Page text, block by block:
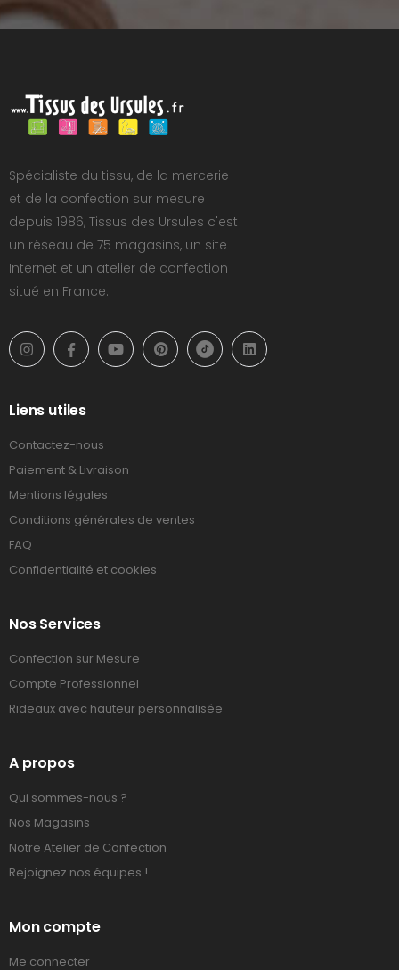
Spécialiste du tissu, de la mercerie
et de la confection sur mesure
depuis 1986, Tissus des Ursules c'est
un réseau de 75 magasins, un site
Internet et un atelier de confection
situé en France.
Liens utiles
Contactez-nous
Paiement & Livraison
Mentions légales
Conditions générales de ventes
FAQ
Confidentialité et cookies
Nos Services
Confection sur Mesure
Compte Professionnel
Rideaux avec hauteur personnalisée
A propos
Qui sommes-nous ?
Nos Magasins
Notre Atelier de Confection
Rejoignez nos équipes !
Mon compte
Me connecter